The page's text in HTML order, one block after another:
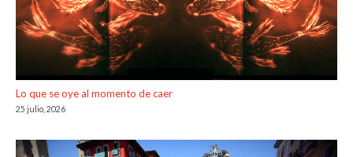
Lo que se oye al momento de caer
25 julio, 2026